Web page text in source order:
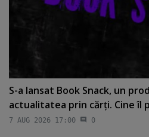
S-a lansat Book Snack, un
actualitatea prin cărţi. Cine îl
7 AUG 2026 17:00 0